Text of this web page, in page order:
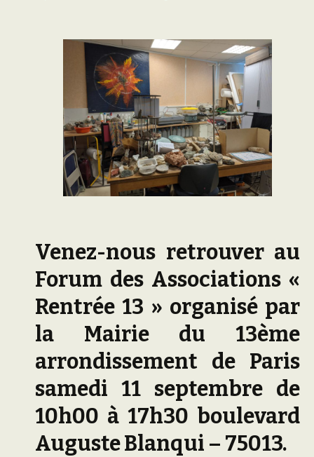
Venez-nous retrouver au
Forum des Associations «
Rentrée 13 » organisé par
la Mairie du 13ème
arrondissement de Paris
samedi 11 septembre de
10h00 à 17h30 boulevard
Auguste Blanqui – 75013.